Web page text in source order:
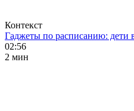
Контекст
Гаджеты по расписанию: дети
02:56
2 мин